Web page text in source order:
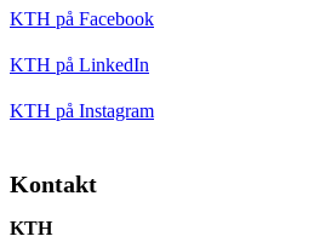
KTH på Facebook
KTH på LinkedIn
KTH på Instagram
Kontakt
KTH